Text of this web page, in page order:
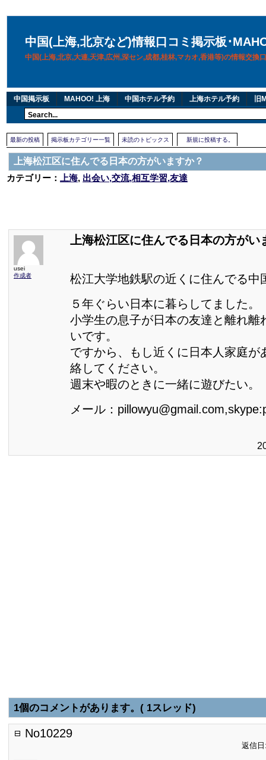
中国(上海,北京など)情報口コミ掲示板･
中国(上海,北京,大連,天津,広州,深セン,成都,桂林,マカオ,香港等)の情報交換
中国掲示板 MAHOO! 上海 中国ホテル予約 上海ホテル予約 旧
最新の投稿 掲示板カテゴリー一覧 未読のトピックス 新規に投稿する。
上海松江区に住んでる日本の方がいますか？
カテゴリー：
上海, 出会い,交流,相互学習,友達
usei
作成者
上海松江区に住んでる日本の方がい
松江大学地鉄駅の近くに住んでる中
５年ぐらい日本に暮らしてました。
小学生の息子が日本の友達と離れ離
いです。
ですから、もし近くに日本人家庭が
絡してください。
週末や暇のときに一緒に遊びたい。
メール：
1個のコメントがあります。( 1スレッド)
No10229
返信